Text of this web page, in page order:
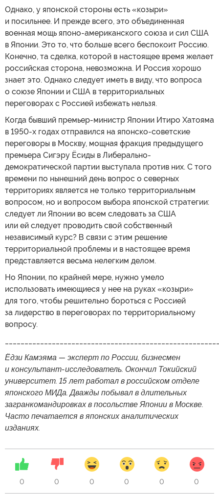
Однако, у японской стороны есть «козыри»
и посильнее. И прежде всего, это объединенная
военная мощь японо-американского союза и сил США
в Японии. Это то, что больше всего беспокоит Россию.
Конечно, та сделка, которой в настоящее время желает
российская сторона, невозможна. И Россия хорошо
знает это. Однако следует иметь в виду, что вопроса
о союзе Японии и США в территориальных
переговорах с Россией избежать нельзя.
Когда бывший премьер-министр Японии Итиро Хатояма
в 1950-х годах отправился на японско-советские
переговоры в Москву, мощная фракция предыдущего
премьера Сигэру Ёсиды в Либерально-
демократической партии выступала против них. С того
времени по нынешний день вопрос о северных
территориях является не только территориальным
вопросом, но и вопросом выбора японской стратегии:
следует ли Японии во всем следовать за США
или ей следует проводить свой собственный
независимый курс? В связи с этим решение
территориальной проблемы и в настоящее время
представляется весьма нелегким делом.
Но Японии, по крайней мере, нужно умело
использовать имеющиеся у нее на руках «козыри»
для того, чтобы решительно бороться с Россией
за лидерство в переговорах по территориальному
вопросу.
Ёдзи Камэяма — эксперт по России, бизнесмен
и консультант-исследователь. Окончил Токийский
университет. 15 лет работал в российском отделе
японского МИДа. Дважды побывал в длительных
загранкомандировках в посольстве Японии в Москве.
Часто печатается в японских аналитических
изданиях.
0 0 0 0 0 0